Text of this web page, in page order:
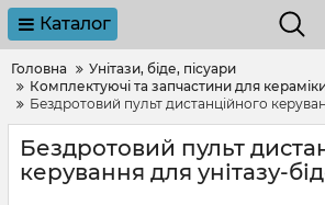
Каталог
Головна
Унітази, біде, пісуари
Комплектуючі та запчастини для
Бездротовий пульт дистанційного
Бездротовий пульт
керування для унітазу-